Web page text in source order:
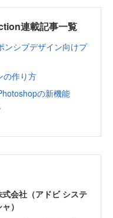
連載記事一覧
ンシブデザイン向けプ
の作り方
の新機能
会社（アドビ システ
）